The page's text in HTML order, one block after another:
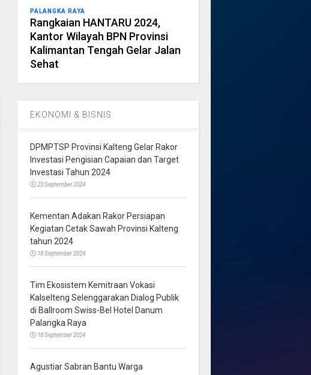
PALANGKA RAYA
Rangkaian HANTARU 2024,
Kantor Wilayah BPN Provinsi
Kalimantan Tengah Gelar Jalan
Sehat
EKONOMI & BISNIS
DPMPTSP Provinsi Kalteng Gelar Rakor
Investasi Pengisian Capaian dan Target
Investasi Tahun 2024
23 September 2024
Kementan Adakan Rakor Persiapan
Kegiatan Cetak Sawah Provinsi Kalteng
tahun 2024
18 September 2024
Tim Ekosistem Kemitraan Vokasi
Kalselteng Selenggarakan Dialog Publik
di Ballroom Swiss-Bel Hotel Danum
Palangka Raya
18 September 2024
Agustiar Sabran Bantu Warga